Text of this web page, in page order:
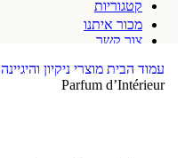
קטגוריות
מכור איתנו
צור קשר
עמוד הבית מוצרי ניקיון והיגיינה
Parfum d’Intérieur